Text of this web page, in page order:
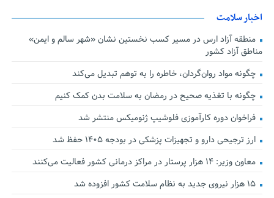
اخبار سلامت
منطقه آزاد ارس در مسیر کسب نخستین نشان «شهر سالم و ایمن»
مناطق آزاد کشور
چگونه مواد روان‌گردان، خاطره را به توهم تبدیل می‌کند
چگونه با تغذیه صحیح در رمضان به سلامت بدن کمک کنیم
فراخوان دوره کارآموزی فلوشیپ ژنومیکس منتشر شد
ارز ترجیحی دارو و تجهیزات پزشکی در بودجه ۱۴۰۵ حفظ شد
معاون وزیر: ۱۴ هزار پرستار در مراکز درمانی کشور فعالیت می‌کنند
۱۵ هزار نیروی جدید به نظام سلامت کشور افزوده شد